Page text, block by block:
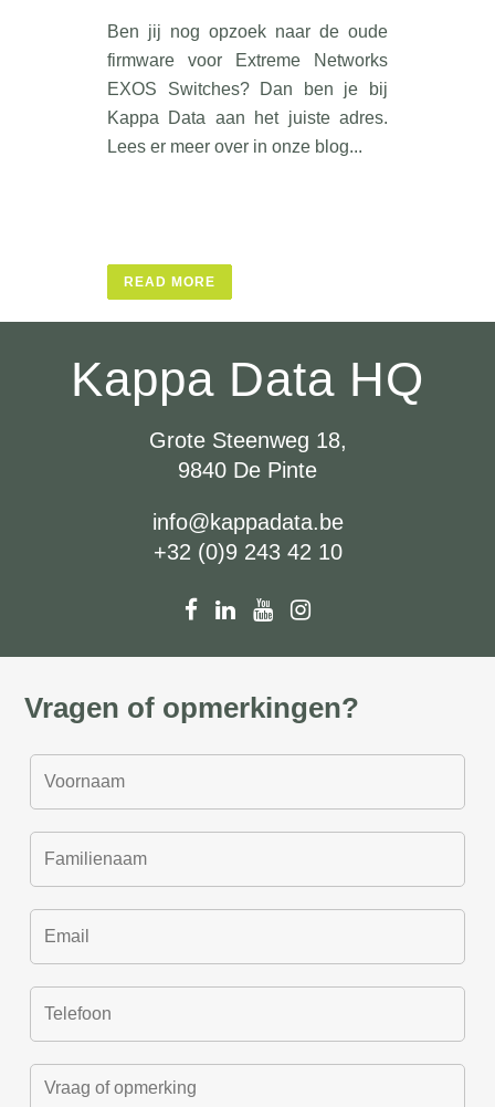
READ MORE
READ MORE
READ MORE
READ MORE
READ MORE
READ MORE
READ MORE
READ MORE
READ MORE
Ben jij nog opzoek naar de oude
firmware voor Extreme Networks
EXOS Switches? Dan ben je bij
Kappa Data aan het juiste adres.
Lees er meer over in onze blog...
READ MORE
Kappa Data HQ
Grote Steenweg 18,
9840 De Pinte
info@kappadata.be
+32 (0)9 243 42 10
Vragen of opmerkingen?